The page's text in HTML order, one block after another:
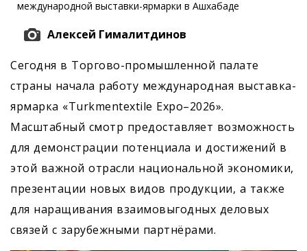
Алексей Гималитдинов
Сегодня в Торгово-промышленной палате
страны начала работу международная выставка-
ярмарка «Turkmentextile Expo–2026».
Масштабный смотр предоставляет возможность
для демонстрации потенциала и достижений в
этой важной отрасли национальной экономики,
презентации новых видов продукции, а также
для наращивания взаимовыгодных деловых
связей с зарубежными партнёрами.